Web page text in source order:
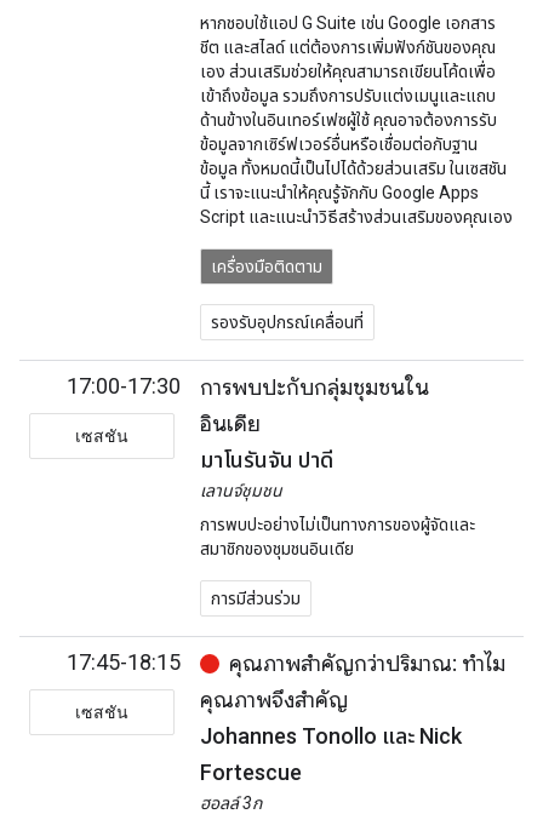
หากชอบใช้แอป G Suite เช่น Google เอกสาร
ชีต และสไลด์ แต่ต้องการเพิ่มฟังก์ชันของคุณ
เอง ส่วนเสริมช่วยให้คุณสามารถเขียนโค้ดเพื่อ
เข้าถึงข้อมูล รวมถึงการปรับแต่งเมนูและแถบ
ด้านข้างในอินเทอร์เฟซผู้ใช้ คุณอาจต้องการรับ
ข้อมูลจากเซิร์ฟเวอร์อื่นหรือเชื่อมต่อกับฐาน
ข้อมูล ทั้งหมดนี้เป็นไปได้ด้วยส่วนเสริม ในเซสชัน
นี้ เราจะแนะนำให้คุณรู้จักกับ Google Apps
Script และแนะนำวิธีสร้างส่วนเสริมของคุณเอง
เครื่องมือติดตาม
รองรับอุปกรณ์เคลื่อนที่
17:00-17:30
เซสชัน
การพบปะกับกลุ่มชุมชนใน
อินเดีย
มาโนรันจัน ปาดี
เลานจ์ชุมชน
การพบปะอย่างไม่เป็นทางการของผู้จัดและ
สมาชิกของชุมชนอินเดีย
การมีส่วนร่วม
17:45-18:15
เซสชัน
คุณภาพสำคัญกว่าปริมาณ: ทำไม
คุณภาพจึงสำคัญ
Johannes Tonollo และ Nick
Fortescue
ฮอลล์ 3ก